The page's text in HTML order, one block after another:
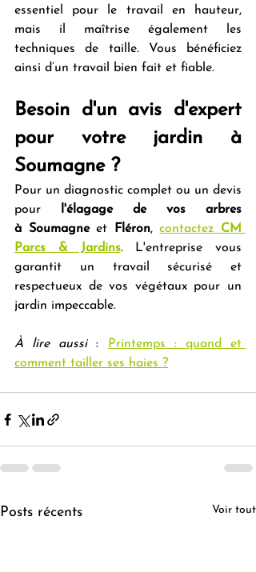
essentiel pour le travail en hauteur,
mais il maîtrise également les
techniques de taille. Vous bénéficiez
ainsi d’un travail bien fait et fiable.
Besoin d'un avis d'expert
pour votre jardin à
Soumagne ?
Pour un diagnostic complet ou un devis
pour l'élagage de vos arbres
à Soumagne et Fléron, contactez CM
Parcs & Jardins. L'entreprise vous
garantit un travail sécurisé et
respectueux de vos végétaux pour un
jardin impeccable.
À lire aussi : Printemps : quand et
comment tailler ses haies ?
Posts récents Voir tout